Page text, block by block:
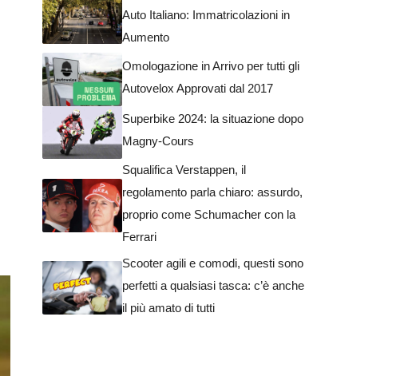
Auto Italiano: Immatricolazioni in
Aumento
Omologazione in Arrivo per tutti gli
Autovelox Approvati dal 2017
Superbike 2024: la situazione dopo
Magny-Cours
Squalifica Verstappen, il
regolamento parla chiaro: assurdo,
proprio come Schumacher con la
Ferrari
Scooter agili e comodi, questi sono
perfetti a qualsiasi tasca: c’è anche
il più amato di tutti